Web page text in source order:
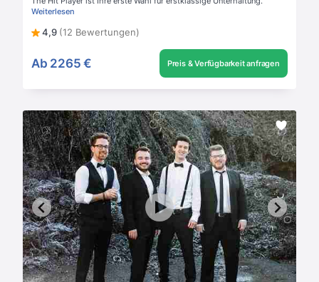
Weiterlesen
4,9 (12 Bewertungen)
Ab 2265 € Preis & Verfügbarkeit anfragen